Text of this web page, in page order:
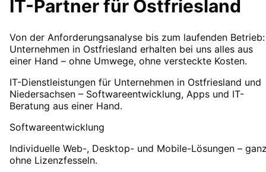
IT-Partner für Ostfriesland
Von der Anforderungsanalyse bis zum laufenden Betrieb:
Unternehmen in Ostfriesland erhalten bei uns alles aus
einer Hand – ohne Umwege, ohne versteckte Kosten.
IT-Dienstleistungen für Unternehmen in Ostfriesland und
Niedersachsen – Softwareentwicklung, Apps und IT-
Beratung aus einer Hand.
Softwareentwicklung
Individuelle Web-, Desktop- und Mobile-Lösungen –
ohne Lizenzfesseln.